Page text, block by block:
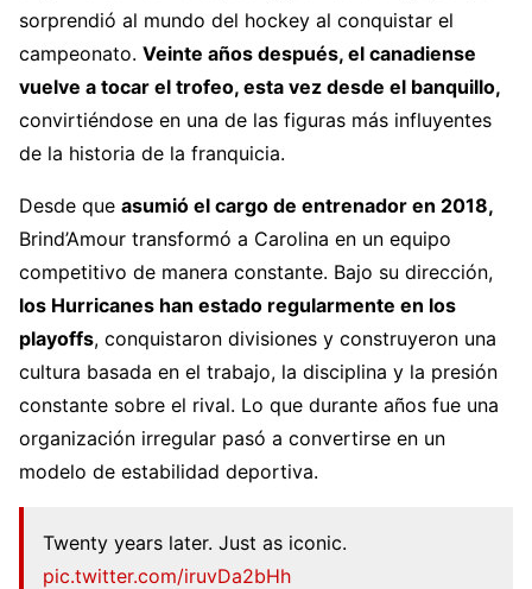
sorprendió al mundo del hockey al conquistar el
campeonato. Veinte años después, el canadiense
vuelve a tocar el trofeo, esta vez desde el banquillo,
convirtiéndose en una de las figuras más influyentes
de la historia de la franquicia.
Desde que asumió el cargo de entrenador en 2018,
Brind’Amour transformó a Carolina en un equipo
competitivo de manera constante. Bajo su dirección,
los Hurricanes han estado regularmente en los
playoffs, conquistaron divisiones y construyeron una
cultura basada en el trabajo, la disciplina y la presión
constante sobre el rival. Lo que durante años fue una
organización irregular pasó a convertirse en un
modelo de estabilidad deportiva.
Twenty years later. Just as iconic.
pic.twitter.com/iruvDa2bHh